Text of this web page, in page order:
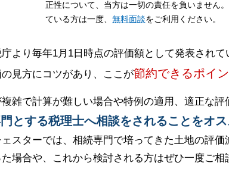
正性について、当方は一切の責任を負いません
ている方は一度、 無料面談をご利用ください。
より毎年1月1日時点の評価額として発表されて
見方にコツがあり、ここが節約できるポイン
雑で計算が難しい場合や特例の適用、適正な評
とする税理士へ相談をされることをオス
スターでは、相続専門で培ってきた土地の評
場合や、これから検討される方はぜひ一度ご相